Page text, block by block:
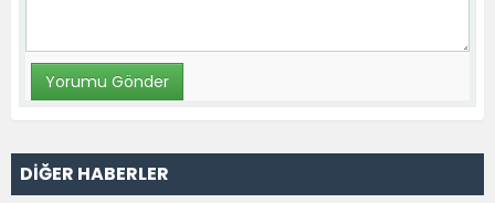
DİĞER HABERLER